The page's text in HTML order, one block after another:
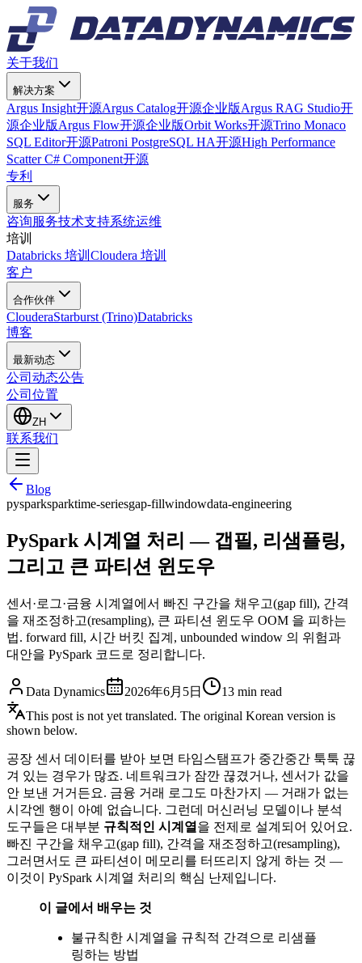
关于我们
解决方案
Argus Insight开源Argus Catalog开源企业版Argus RAG Studio开
源企业版Argus Flow开源企业版Orbit Works开源Trino Monaco
SQL Editor开源Patroni PostgreSQL HA开源High Performance
Scatter C# Component开源
专利
服务
咨询服务技术支持系统运维
培训
Databricks 培训 Cloudera 培训
客户
合作伙伴
ClouderaStarburst (Trino)Databricks
博客
最新动态
公司动态公告
公司位置
ZH
联系我们
Blog
pysparksparktime-seriesgap-fillwindowdata-engineering
PySpark 시계열 처리 — 갭필, 리샘플링,
그리고 큰 파티션 윈도우
센서·로그·금융 시계열에서 빠진 구간을 채우고(gap fill), 간격
을 재조정하고(resampling), 큰 파티션 윈도우 OOM 을 피하는
법. forward fill, 시간 버킷 집계, unbounded window 의 위험과
대안을 PySpark 코드로 정리합니다.
Data Dynamics 2026年6月5日 13 min read
This post is not yet translated. The original Korean version is
shown below.
공장 센서 데이터를 받아 보면 타임스탬프가 중간중간 툭툭 끊
겨 있는 경우가 많죠. 네트워크가 잠깐 끊겼거나, 센서가 값을
안 보낸 거거든요. 금융 거래 로그도 마찬가지 — 거래가 없는
시각엔 행이 아예 없습니다. 그런데 머신러닝 모델이나 분석
도구들은 대부분 규칙적인 시계열 을 전제로 설계되어 있어요.
빠진 구간을 채우고(gap fill), 간격을 재조정하고(resampling),
그러면서도 큰 파티션이 메모리를 터뜨리지 않게 하는 것 —
이것이 PySpark 시계열 처리의 핵심 난제입니다.
이 글에서 배우는 것
불규칙한 시계열을 규칙적 간격으로 리샘플
링하는 방법